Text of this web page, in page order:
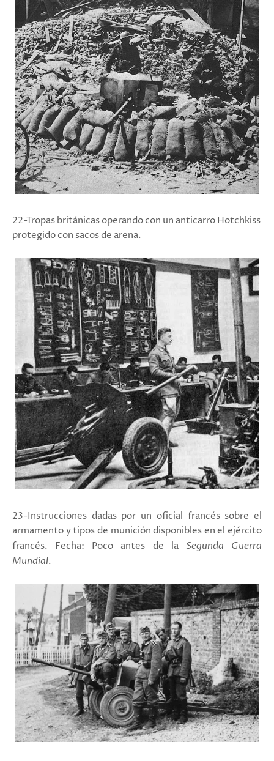
22-Tropas británicas operando con un anticarro Hotchkiss
protegido con sacos de arena.
23-Instrucciones dadas por un oficial francés sobre el
armamento y tipos de munición disponibles en el ejército
francés. Fecha: Poco antes de laSegunda Guerra
Mundial.